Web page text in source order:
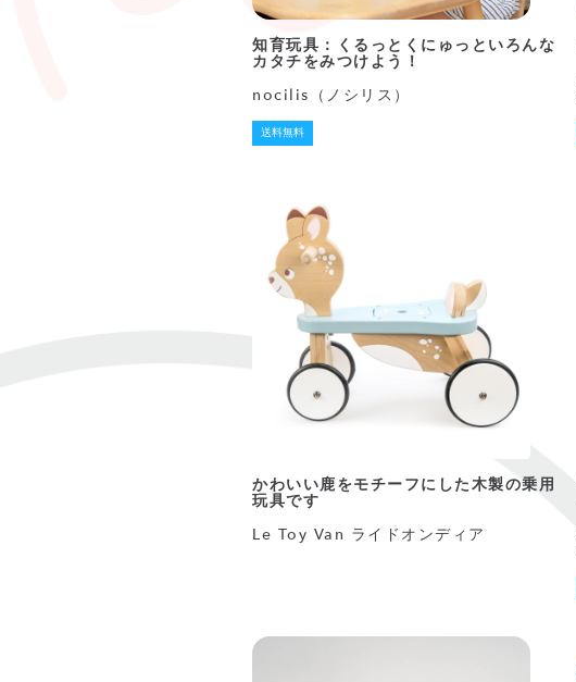
知育玩具：くるっとくにゅっといろんな
カタチをみつけよう！
nocilis（ノシリス）
送料無料
かわいい鹿をモチーフにした木製の乗用
玩具です
Le Toy Van ライドオンディア